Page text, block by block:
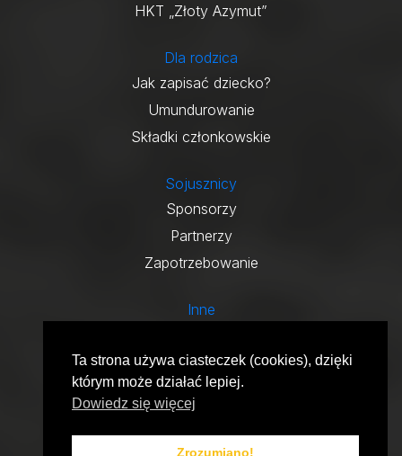
HKT „Złoty Azymut”
Dla rodzica
Jak zapisać dziecko?
Umundurowanie
Składki członkowskie
Sojusznicy
Sponsorzy
Partnerzy
Zapotrzebowanie
Inne
KONTAKT
Copyright © 2013-2026 Złota Ósemka
Ta strona używa ciasteczek (cookies), dzięki
którym może działać lepiej.
Dowiedz się więcej
Zrozumiano!